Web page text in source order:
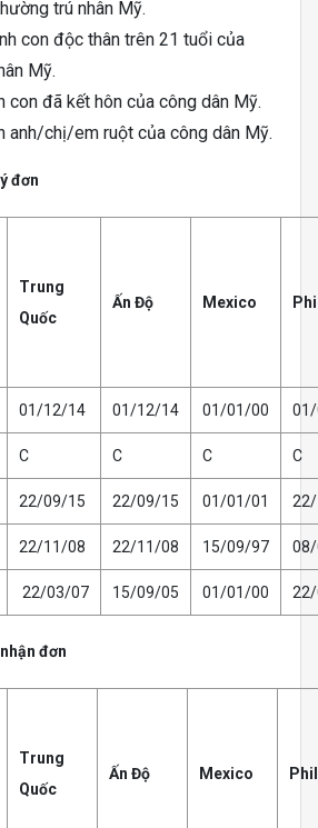
trú nhân Mỹ.
con độc thân trên 21 tuổi của
Mỹ.
con đã kết hôn của công dân Mỹ.
anh/chị/em ruột của công dân Mỹ.
đơn
Trung
Quốc
Ấn Độ Mexico
01/12/14 01/12/14 01/01/00
C C C C
22/09/15 22/09/15 01/01/01
22/11/08 22/11/08 15/09/97
22/03/07 15/09/05 01/01/00
đơn
Trung
Quốc
Ấn Độ Mexico